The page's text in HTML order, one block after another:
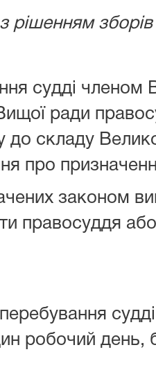
з рішенням
судді членом
ради
до складу
про
законом
правосуддя або
судді
робочий